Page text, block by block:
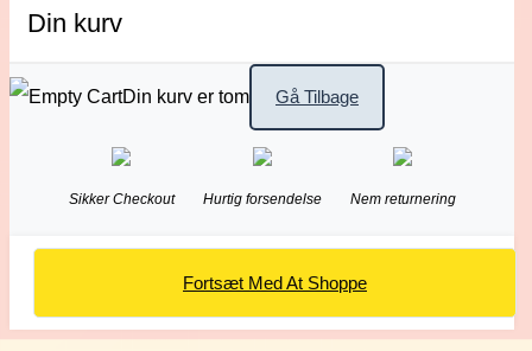
Din kurv
Din kurv er tom Gå Tilbage
Sikker Checkout Hurtig forsendelse Nem returnering
Fortsæt Med At Shoppe